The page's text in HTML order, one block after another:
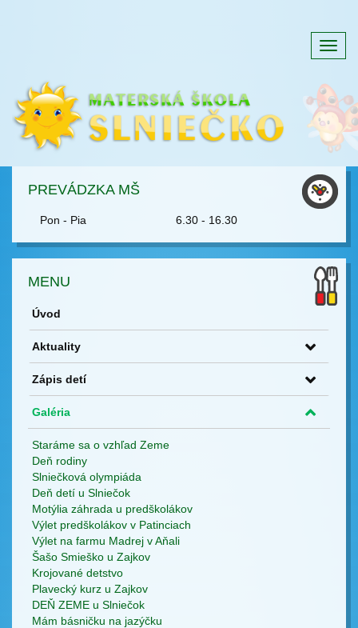
PREVÁDZKA MŠ
Pon - Pia 6.30 - 16.30
MENU
Úvod
Aktuality
Zápis detí
Galéria
Staráme sa o vzhľad Zeme
Deň rodiny
Slniečková olympiáda
Deň detí u Slniečok
Motýlia záhrada u predškolákov
Výlet predškolákov v Patinciach
Výlet na farmu Madrej v Aňali
Šašo Smieško u Zajkov
Krojované detstvo
Plavecký kurz u Zajkov
DEŇ ZEME u Slniečok
Mám básničku na jazýčku